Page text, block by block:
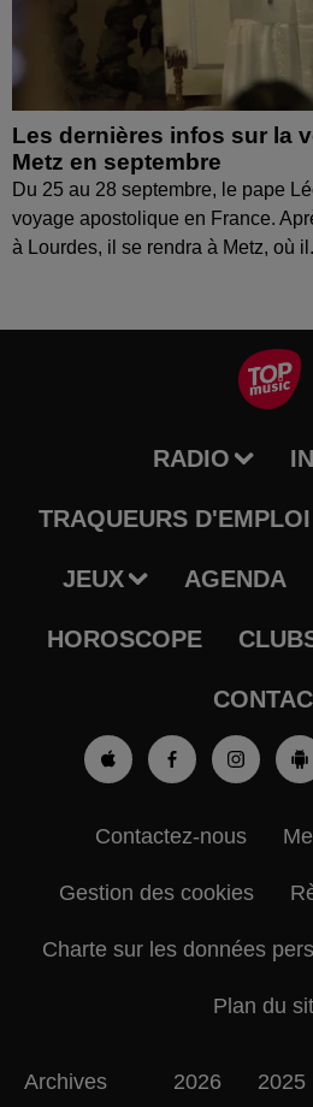
Les dernières infos sur la
Metz en septembre
Du 25 au 28 septembre, le pape
voyage apostolique en France.
à Lourdes, il se rendra à Metz, où
RADIO
TRAQUEURS D'EMPLOI
JEUX AGENDA
HOROSCOPE
Contactez-nous
Gestion des cookies
Charte sur les données
Plan du
Archives 2026 2025